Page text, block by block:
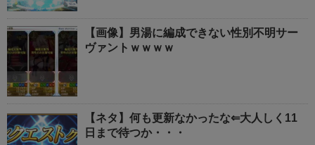
【画像】男湯に編成できない性別不明サー
ヴァントｗｗｗｗ
【ネタ】何も更新なかったな⇐大人しく11
日まで待つか・・・